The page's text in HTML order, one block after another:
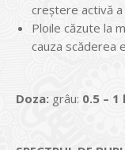
creştere activă
Ploile căzute la
cauza scăderea
Doza: grâu: 0.5 – 1